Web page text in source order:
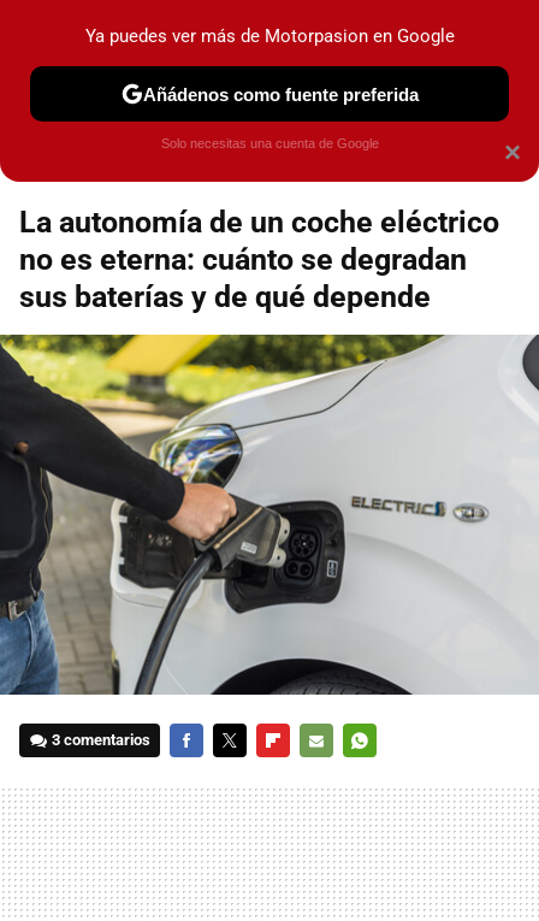
marca que se menciona
Espacio Toyota
La autonomía de un coche eléctrico
no es eterna: cuánto se degradan
sus baterías y de qué depende
3 comentarios
MAIL
×
Ya puedes ver más de Motorpasion en Google
Añádenos como fuente preferida
Solo necesitas una cuenta de Google